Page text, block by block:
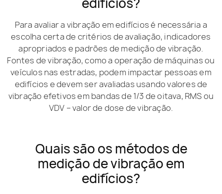
Para avaliar a vibração em edifícios é necessária a
escolha certa de critérios de avaliação, indicadores
apropriados e padrões de medição de vibração.
Fontes de vibração, como a operação de máquinas ou
veículos nas estradas, podem impactar pessoas em
edifícios e devem ser avaliadas usando valores de
vibração efetivos em bandas de 1/3 de oitava, RMS ou
VDV – valor de dose de vibração.
Quais são os métodos de
medição de vibração em
edifícios?